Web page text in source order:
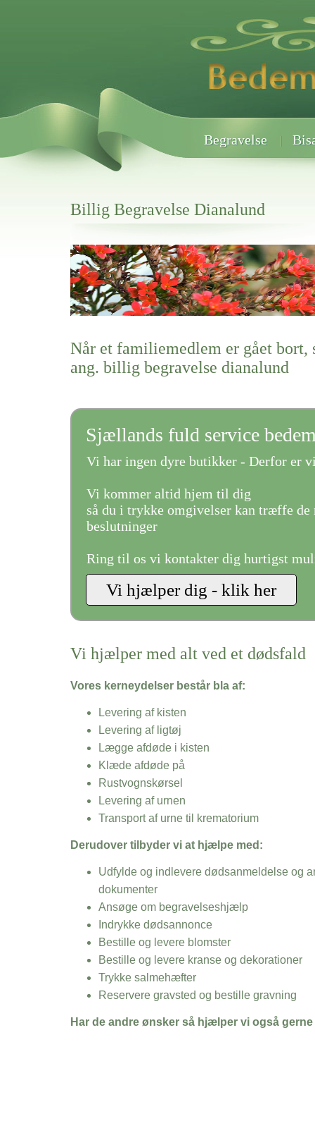
Begravelse
Billig Begravelse Dianalund
Her hos os får du altid en god afslutning når det gælder
Billig Begravelse Dianalund
vi hjælper i alle faser af begravelsel
Når et familiemedlem er gået bort,
ang. billig begravelse dianalund
Sjællands fuld service
Vi har ingen dyre butikker - Derfor er
Vi kommer altid hjem til dig
så du i trykke omgivelser kan træffe de
beslutninger
Ring til os vi kontakter dig hurtigst
Vi hjælper med alt ved et dødsfald
Vores kerneydelser består bla af:
Levering af kisten
Levering af ligtøj
Lægge afdøde i kisten
Klæde afdøde på
Rustvognskørsel
Levering af urnen
Transport af urne til krematorium
Derudover tilbyder vi at hjælpe med:
Udfylde og indlevere dødsanmeldelse og
dokumenter
Ansøge om begravelseshjælp
Indrykke dødsannonce
Bestille og levere blomster
Bestille og levere kranse og dekorationer
Trykke salmehæfter
Reservere gravsted og bestille gravning
Har de andre ønsker så hjælper vi også gerne